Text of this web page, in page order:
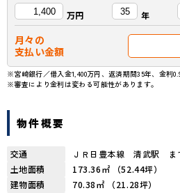
万円 年
月々の
支払い金額
※宮崎銀行／借入金1,400万円、返済期間35年、金利
※審査により金利は変わる可能性があります。
物件概要
交通
ＪＲ日豊本線 清武駅 ま
土地面積
173.36㎡ （52.44坪）
建物面積
70.38㎡ （21.28坪）